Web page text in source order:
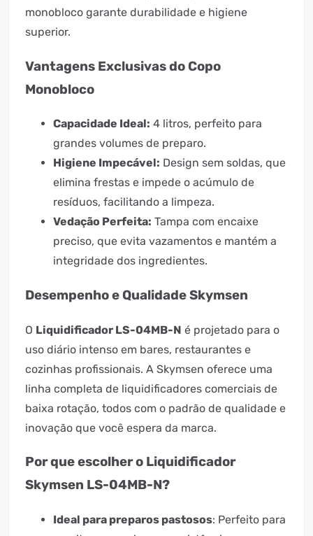
monobloco garante durabilidade e higiene
superior.
Vantagens Exclusivas do Copo
Monobloco
Capacidade Ideal: 4 litros, perfeito para
grandes volumes de preparo.
Higiene Impecável: Design sem soldas, que
elimina frestas e impede o acúmulo de
resíduos, facilitando a limpeza.
Vedação Perfeita: Tampa com encaixe
preciso, que evita vazamentos e mantém a
integridade dos ingredientes.
Desempenho e Qualidade Skymsen
O Liquidificador LS-04MB-N é projetado para o
uso diário intenso em bares, restaurantes e
cozinhas profissionais. A Skymsen oferece uma
linha completa de liquidificadores comerciais de
baixa rotação, todos com o padrão de qualidade e
inovação que você espera da marca.
Por que escolher o Liquidificador
Skymsen LS-04MB-N?
Ideal para preparos pastosos: Perfeito para